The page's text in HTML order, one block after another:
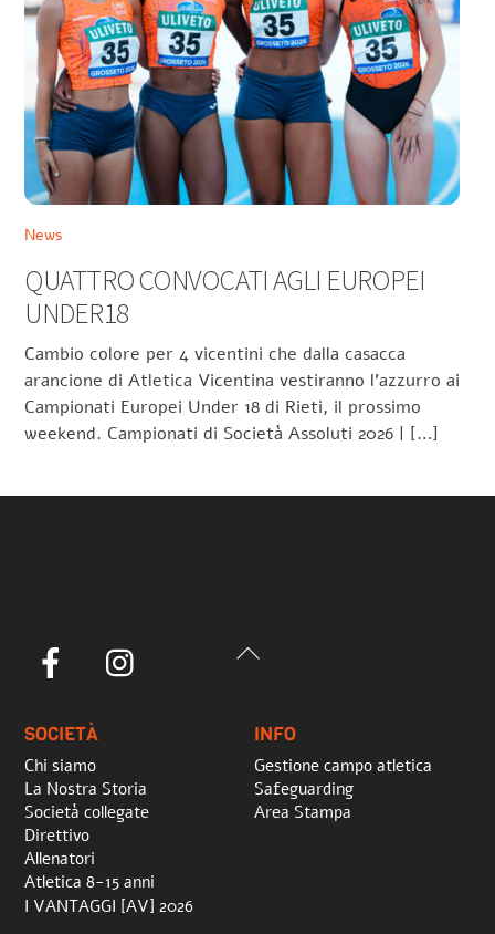
News
QUATTRO CONVOCATI AGLI EUROPEI
UNDER18
Cambio colore per 4 vicentini che dalla casacca
arancione di Atletica Vicentina vestiranno l’azzurro ai
Campionati Europei Under 18 di Rieti, il prossimo
weekend. Campionati di Società Assoluti 2026 | […]
Back
Facebook
SOCIETÀ
Chi siamo
La Nostra Storia
Società collegate
Direttivo
Allenatori
Atletica 8-15 anni
I VANTAGGI [AV] 2026
INFO
Gestione campo atletica
Safeguarding
Area Stampa